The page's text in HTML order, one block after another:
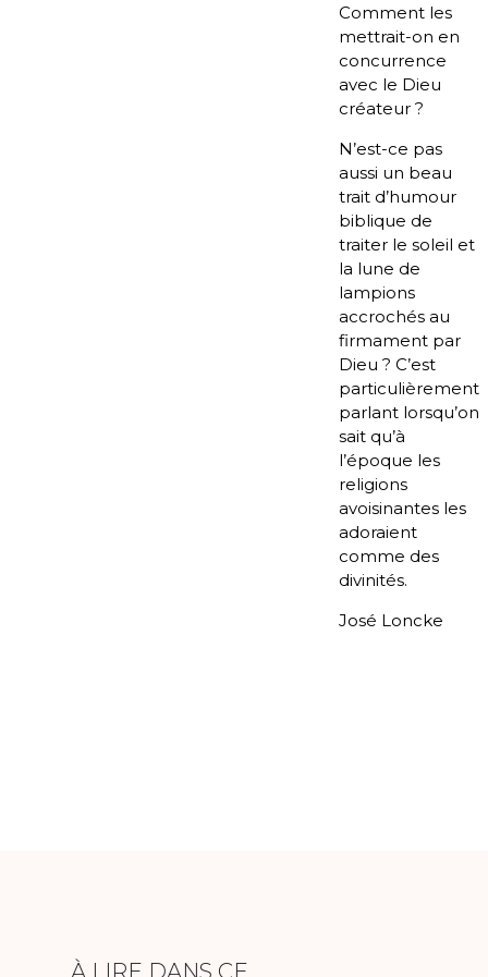
Comment les
mettrait-on en
concurrence
avec le Dieu
créateur ?
N’est-ce pas
aussi un beau
trait d’humour
biblique de
traiter le soleil et
la lune de
lampions
accrochés au
firmament par
Dieu ? C’est
particulièrement
parlant lorsqu’on
sait qu’à
l’époque les
religions
avoisinantes les
adoraient
comme des
divinités.
José Loncke
À LIRE DANS CE